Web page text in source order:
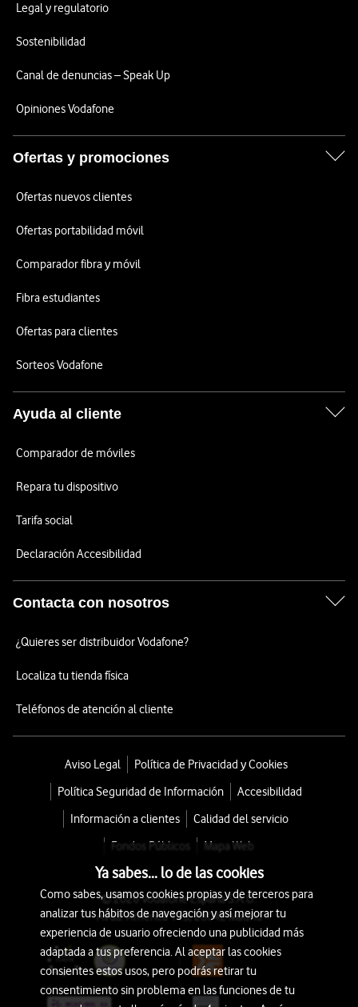
Legal y regulatorio
Sostenibilidad
Canal de denuncias – Speak Up
Opiniones Vodafone
Ofertas y promociones
Ofertas nuevos clientes
Ofertas portabilidad móvil
Comparador fibra y móvil
Fibra estudiantes
Ofertas para clientes
Sorteos Vodafone
Ayuda al cliente
Comparador de móviles
Repara tu dispositivo
Tarifa social
Declaración Accesibilidad
Contacta con nosotros
¿Quieres ser distribuidor Vodafone?
Localiza tu tienda física
Teléfonos de atención al cliente
Aviso Legal
Política de Privacidad y Cookies
Política Seguridad de Información
Accesibilidad
Información a clientes
Calidad del servicio
Fondos Públicos
Mapa Web
© 2026 Vodafone España S.A.U.
Avda. América 115, 28042 Madrid
Ya sabes... lo de las cookies
Como sabes, usamos cookies propias y de terceros para
analizar tus hábitos de navegación y así mejorar tu
experiencia de usuario ofreciendo una publicidad más
adaptada a tus preferencia. Al aceptar las cookies
consientes estos usos, pero podrás retirar tu
consentimiento sin problema en las funciones de tu